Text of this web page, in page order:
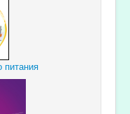
питания